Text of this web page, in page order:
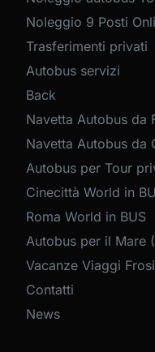
Noleggio 9 Posti
Trasferimenti privati
Autobus servizi
Back
Navetta Autobus da
Navetta Autobus da
Autobus per Tour
Cinecittà World in
Roma World in BUS
Autobus per il Mare
Vacanze Viaggi
Contatti
News